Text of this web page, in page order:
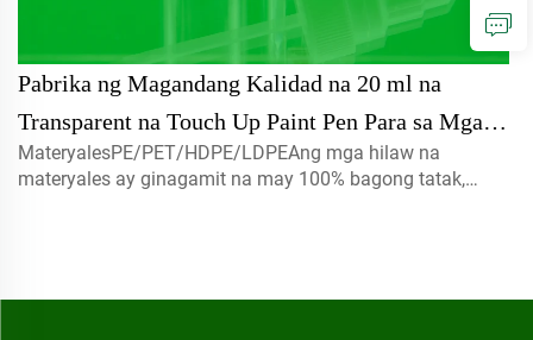
Pabrika ng Magandang Kalidad na 20 ml na
Transparent na Touch Up Paint Pen Para sa Mga
Sasakyan
MateryalesPE/PET/HDPE/LDPEAng mga hilaw na
materyales ay ginagamit na may 100% bagong tatak,